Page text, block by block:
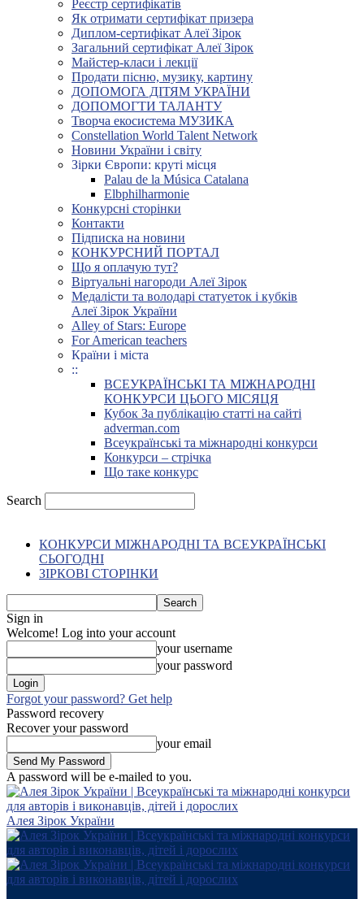
Реєстр сертифікатів
Як отримати сертифікат призера
Диплом-сертифікат Алеї Зірок
Загальний сертифікат Алеї Зірок
Майстер-класи і лекції
Продати пісню, музику, картину
ДОПОМОГА ДІТЯМ УКРАЇНИ
ДОПОМОГТИ ТАЛАНТУ
Творча екосистема МУЗИКА
Constellation World Talent Network
Новини України і світу
Зірки Європи: круті місця
Palau de la Música Catalana
Elbphilharmonie
Конкурсні сторінки
Контакти
Підписка на новини
КОНКУРСНИЙ ПОРТАЛ
Що я оплачую тут?
Віртуальні нагороди Алеї Зірок
Медалісти та володарі статуеток і кубків
Алеї Зірок України
Alley of Stars: Europe
For American teachers
Країни і міста
::
ВСЕУКРАЇНСЬКІ ТА МІЖНАРОДНІ
КОНКУРСИ ЦЬОГО МІСЯЦЯ
Кубок За публікацію статті на сайті
adverman.com
Всеукраїнські та міжнародні конкурси
Конкурси – стрічка
Що таке конкурс
Search
КОНКУРСИ МІЖНАРОДНІ ТА ВСЕУКРАЇНСЬКІ
СЬОГОДНІ
ЗІРКОВІ СТОРІНКИ
Sign in
Welcome! Log into your account
your username
your password
Forgot your password? Get help
Password recovery
Recover your password
your email
A password will be e-mailed to you.
Алея Зірок України